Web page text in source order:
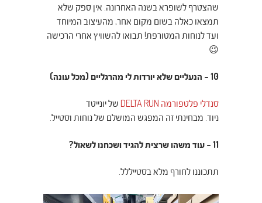
שהצטרף לשופרא בשנה האחרונה. אין ספק שלא
תמצאו כאלה בשום מקום אחר, מהעיצוב המיוחד
ועד לנוחות המטורפת! תבואו להשוויץ אחרי הרכישה
😉
10 – הנעליים שלא יורדות לי מהרגליים (מכל עונה)
סנדלי פלטפורמה DELTA RUN
של יונייטד
ניוד. מבחינתי זה המפגש המושלם של נוחות וסטייל.
11 – עוד משהו שרצית להגיד ושכחנו לשאול?
תתכוננו לחורף מלא בסטייללל.